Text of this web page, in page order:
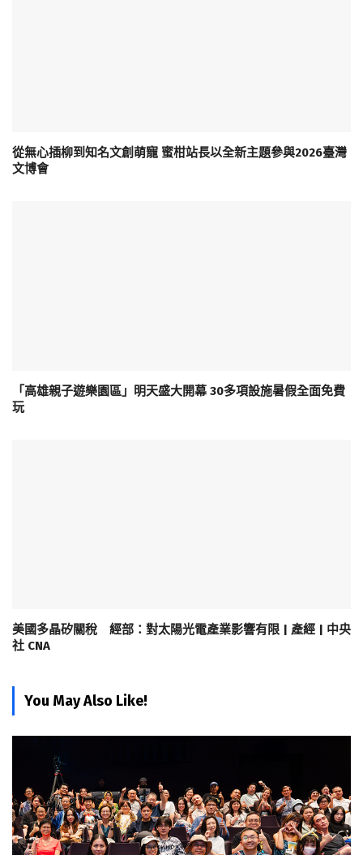
從無心插柳到知名文創萌寵 蜜柑站長以全新主題參與2026臺灣
文博會
「高雄親子遊樂園區」明天盛大開幕 30多項設施暑假全面免費
玩
美國多晶矽關稅 經部：對太陽光電產業影響有限 | 產經 | 中央
社 CNA
You May Also Like!